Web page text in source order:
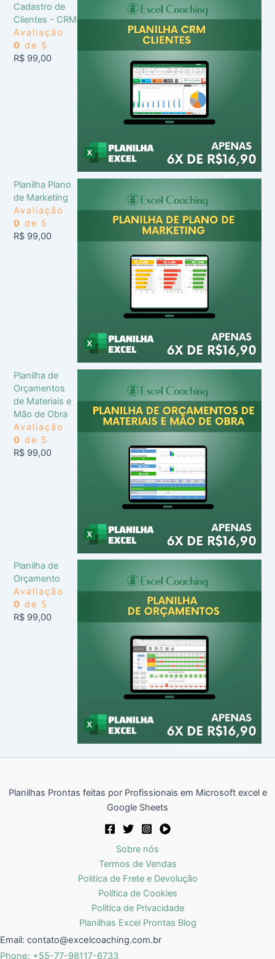
Cadastro de
Clientes - CRM
Avaliação
0 de 5
R$ 99,00
Planilha Plano
de Marketing
Avaliação
0 de 5
R$ 99,00
Planilha de
Orçamentos
de Materiais e
Mão de Obra
Avaliação
0 de 5
R$ 99,00
Planilha de
Orçamento
Avaliação
0 de 5
R$ 99,00
Planilhas Prontas feitas por Profissionais em Microsoft excel e
Google Sheets
Sobre nós
Termos de Vendas
Politica de Frete e Devolução
Política de Cookies
Política de Privacidade
Planilhas Excel Prontas Blog
Email: contato@excelcoaching.com.br
Phone: +55-77-98117-6733